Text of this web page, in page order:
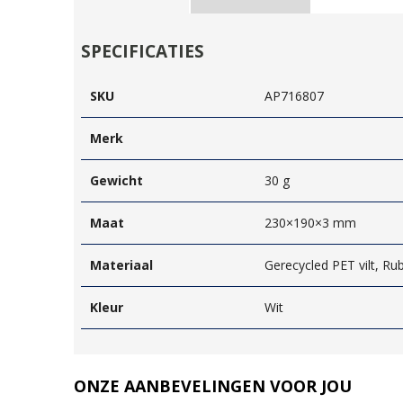
SPECIFICATIES
SKU AP716807
Merk
Gewicht 30 g
Maat 230×190×3 mm
Materiaal Gerecycled PET vilt,
Kleur Wit
ONZE AANBEVELINGEN VOOR JOU